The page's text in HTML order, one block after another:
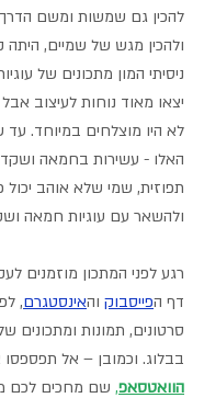
להכין גם שמשות ומשם הדרך
ולהכין מגש של שמיים, היתה
ניסיתי המון מתכונים של
יצאו מאוד נוחות לעיצוב
לא היו מוצלחים במיוחד. עד
האלו - עשירות בחמאה
תפוזית, שמי שלא אוהב יכול
ולהשאר עם עוגיות חמאה
רגע לפני המתכון מוזמנים
דף הפייסבוק והאינסטגרם,
סרטונים, תמונות ומתכונים
בבלוג. וכמובן – אל
הוואטסאפ, שם מחכים לכם